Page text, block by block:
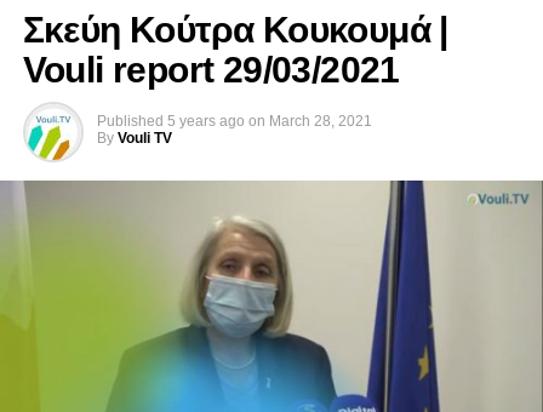
Σκεύη Κούτρα Κουκουμά |
Vouli report 29/03/2021
Published 5 years ago on March 28, 2021
By Vouli TV